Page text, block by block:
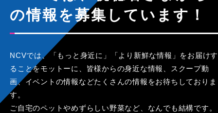
の情報を募集しています！
NCVでは、「もっと身近に」「より新鮮な情報」をお届けす
ることをモットーに、皆様からの身近な情報、スクープ動
画、イベントの情報などたくさんの情報をお待ちしておりま
す。
ご自宅のペットやめずらしい野菜など、なんでも結構です。